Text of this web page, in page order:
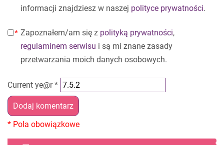
informacji znajdziesz w naszej polityce prywatności.
Zapoznałem/am się z polityką prywatności,
regulaminem serwisu i są mi znane zasady
przetwarzania moich danych osobowych.
Current ye@r*